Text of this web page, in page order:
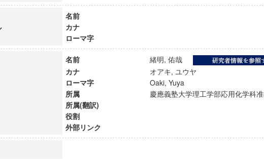
名前
カナ
ローマ字
名前
緒明, 佑哉
カナ
オアキ, ユウヤ
ローマ字
Oaki, Yuya
所属
慶應義塾大学理工学部応用化学
所属(翻訳)
役割
外部リンク